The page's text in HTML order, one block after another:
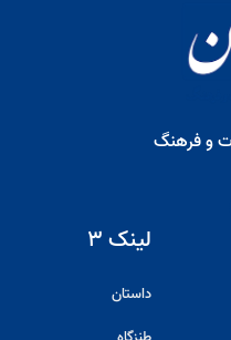
و فرهنگ
لینک ۳
داستان